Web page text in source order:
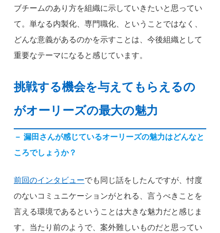
ブチームのあり方を組織に示していきたいと思ってい
て。単なる内製化、専門職化、ということではなく、
どんな意義があるのかを示すことは、今後組織として
重要なテーマになると感じています。
挑戦する機会を与えてもらえるの
がオーリーズの最大の魅力
－ 漏田さんが感じているオーリーズの魅力はどんなと
ころでしょうか？
前回のインタビューでも同じ話をしたんですが、忖度
のないコミュニケーションがとれる、言うべきことを
言える環境であるということは大きな魅力だと感じま
す。当たり前のようで、案外難しいものだと思ってい